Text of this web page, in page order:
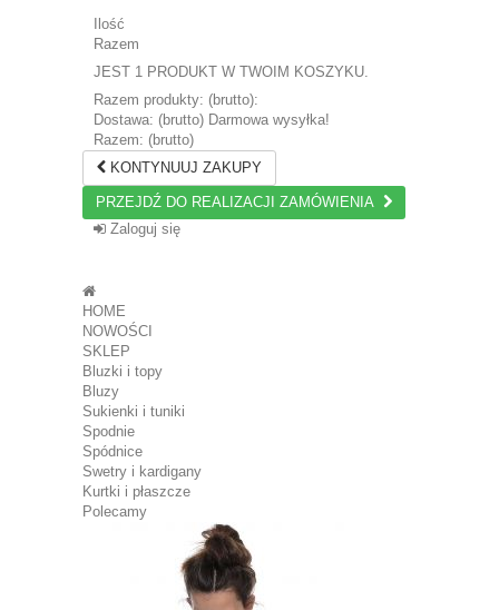
Ilość
Razem
JEST 1 PRODUKT W TWOIM KOSZYKU.
Razem produkty: (brutto):
Dostawa: (brutto) Darmowa wysyłka!
Razem: (brutto)
KONTYNUUJ ZAKUPY
PRZEJDŹ DO REALIZACJI ZAMÓWIENIA
Zaloguj się
HOME
NOWOŚCI
SKLEP
Bluzki i topy
Bluzy
Sukienki i tuniki
Spodnie
Spódnice
Swetry i kardigany
Kurtki i płaszcze
Polecamy